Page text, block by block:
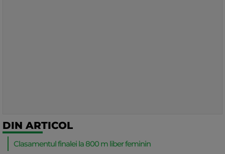
DIN ARTICOL
Clasamentul finalei la 800 m liber feminin